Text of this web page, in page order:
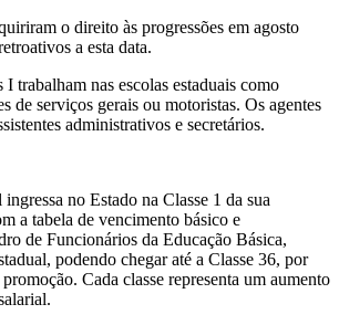
o direito às progressões em agosto
a esta data.
trabalham nas escolas estaduais como
de serviços gerais ou motoristas. Os agentes
administrativos e secretários.
no Estado na Classe 1 da sua
a tabela de vencimento básico e
de Funcionários da Educação Básica,
podendo chegar até a Classe 36, por
Cada classe representa um aumento